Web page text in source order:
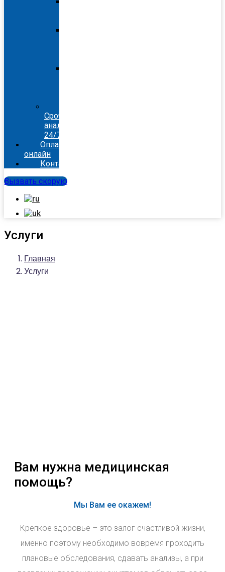
Срочные
анализы
24/7.
Оплата-
онлайн
Контакты
Вызвать скорую
Услуги
Главная
Услуги
Вам нужна медицинская
помощь?
Мы Вам ее окажем!
Крепкое здоровье – это залог счастливой жизни,
именно поэтому необходимо вовремя проходить
плановые обследования, сдавать анализы, а при